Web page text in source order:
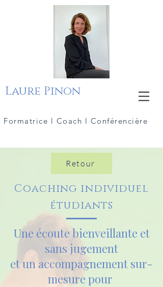
Laure Pinon
Formatrice l Coach l Conférencière
Retour
Coaching individuel
étudiants
Une écoute bienveillante et
sans jugement
et un accompagnement sur-
mesure pour